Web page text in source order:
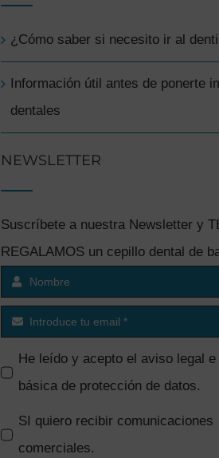
¿Cómo saber si necesito ir al
Información útil antes de ponerte
dentales
NEWSLETTER
Suscríbete a nuestra Newsletter y
REGALAMOS un cepillo dental de
He leído y acepto el aviso legal
básica de protección de datos.
SI quiero recibir comunicaciones
comerciales.